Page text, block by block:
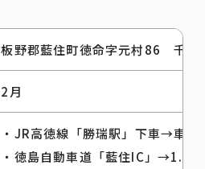
板野郡藍住町徳命字元村86 千光
2月
・JR高徳線「勝瑞駅」下車→車で
・徳島自動車道「藍住IC」